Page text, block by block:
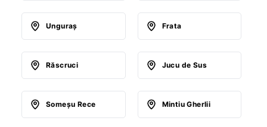
Unguraş Frata
Răscruci Jucu de Sus
Someşu Rece Mintiu Gherlii